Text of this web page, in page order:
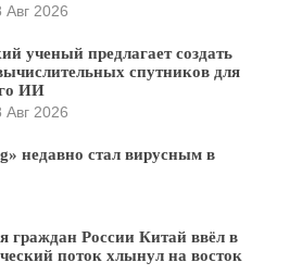
Авг 2026
ученый предлагает создать
спутников для
ИИ
Авг 2026
недавно стал вирусным в
граждан России Китай ввёл в
поток хлынул на восток